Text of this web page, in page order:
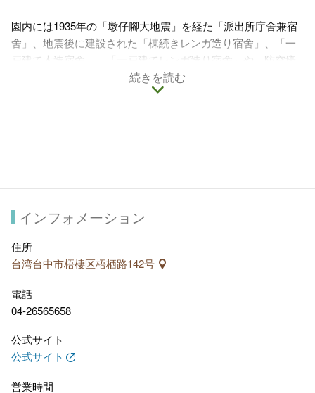
園内には1935年の「墩仔腳大地震」を経た「派出所庁舍兼宿
舍」、地震後に建設された「棟続きレンガ造り宿舍」、「一
戸建て木造宿舍」、「一戸建てレンガ造り宿舍」や、防空壕
を擁し、派出所庁舍と宿舍群を同時に残す台湾では数少ない
が行われるほか、和服体験着用、祈福亭絵馬、開運おみくじ
認合法史跡民宿が設けられている点。日本統治時代の史跡に
宿泊して、当時の暮らしを身を以て感じることができます。
続きを読む
インフォメーション
住所
台湾台中市梧棲区梧栖路142号
電話
04-26565658
公式サイト
公式サイト
営業時間